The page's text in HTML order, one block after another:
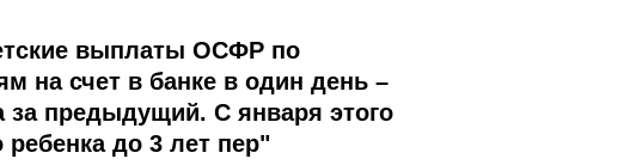
выплаты ОСФР по
на счет в банке в один день –
за предыдущий. С января этого
до 3 лет пер"